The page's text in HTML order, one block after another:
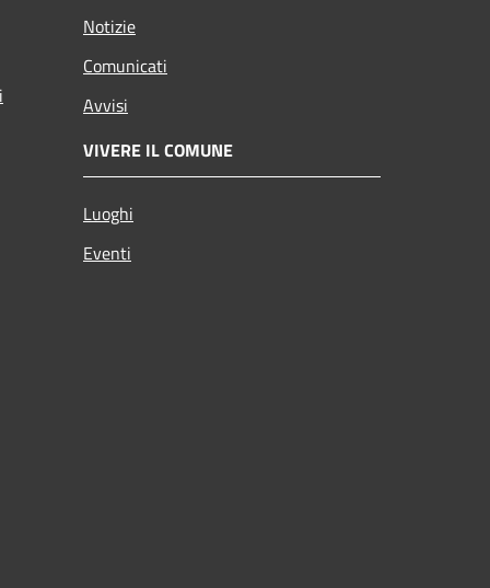
Notizie
Comunicati
Avvisi
VIVERE IL COMUNE
Luoghi
Eventi